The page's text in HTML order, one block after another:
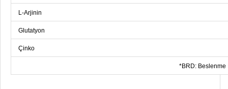
L-Arjinin
Glutatyon
Çinko
*BRD: Beslenme